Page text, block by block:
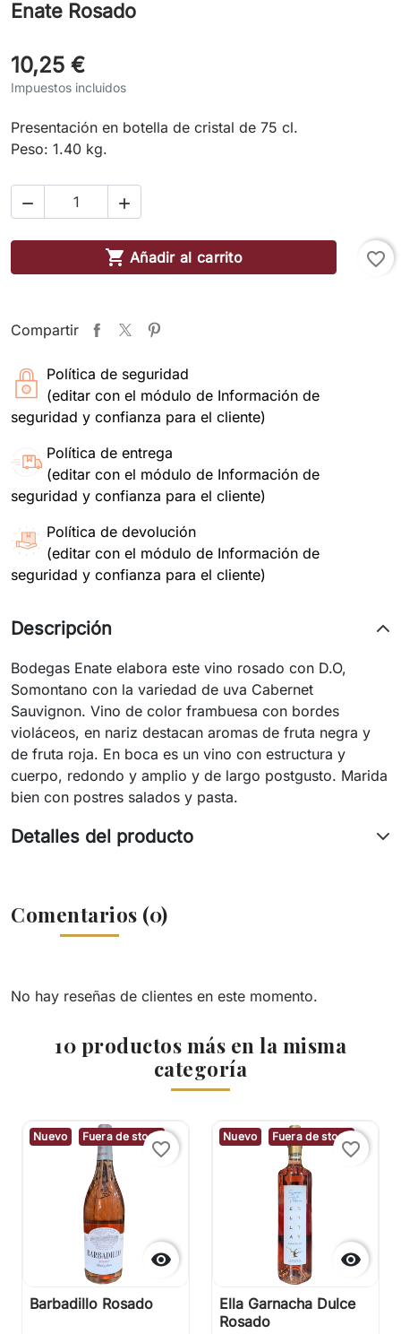
Enate Rosado
10,25 €
Impuestos incluidos
Presentación en botella de cristal de 75 cl.
Peso: 1.40 kg.
 
 Añadir al carrito favorite_border
Compartir
Política de seguridad
(editar con el módulo de Información de
seguridad y confianza para el cliente)
Política de entrega
(editar con el módulo de Información de
seguridad y confianza para el cliente)
Política de devolución
(editar con el módulo de Información de
seguridad y confianza para el cliente)
Descripción
Bodegas Enate elabora este vino rosado con D.O,
Somontano con la variedad de uva Cabernet
Sauvignon. Vino de color frambuesa con bordes
violáceos, en nariz destacan aromas de fruta negra y
de fruta roja. En boca es un vino con estructura y
cuerpo, redondo y amplio y de largo postgusto. Marida
bien con postres salados y pasta.
Detalles del producto
Comentarios (0)
No hay reseñas de clientes en este momento.
10 productos más en la misma
categoría
Nuevo Fuera de stock

favorite_border
Barbadillo Rosado
Nuevo Fuera de stock

favorite_border
Ella Garnacha Dulce
Rosado